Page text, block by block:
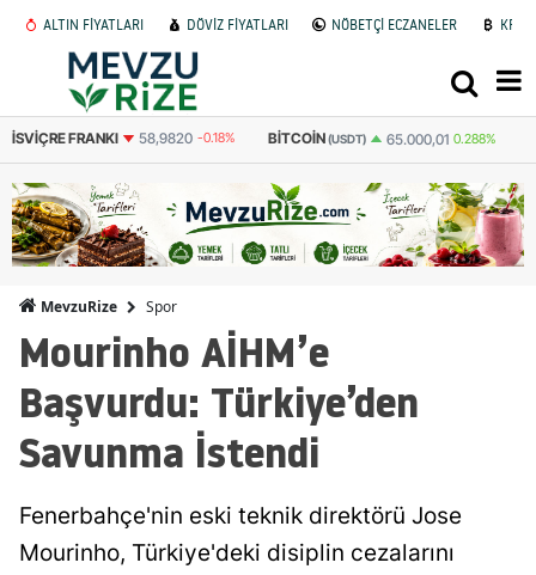
ALTIN FİYATLARI DÖVİZ FİYATLARI NÖBETÇİ ECZANELER
BITCOIN(USDT) 65.000,01 0.288% BITCOIN(TL) 3.094.476 0.283%
MevzuRize Spor
Mourinho AİHM’e
Başvurdu: Türkiye’den
Savunma İstendi
Fenerbahçe'nin eski teknik direktörü Jose
Mourinho, Türkiye'deki disiplin cezalarını